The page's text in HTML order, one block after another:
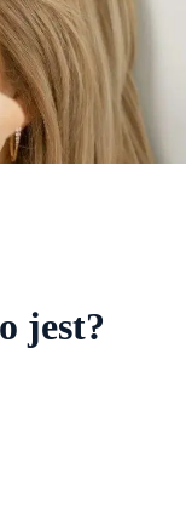
jest?